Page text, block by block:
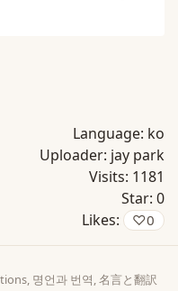
Language: ko
Uploader: jay park
Visits: 1181
Star: 0
Likes:
♡0
명언과 번역, 名言と翻訳